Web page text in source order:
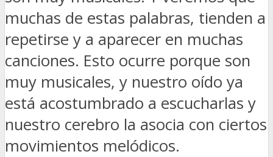
muchas de estas palabras, tienden a
repetirse y a aparecer en muchas
canciones. Esto ocurre porque son
muy musicales, y nuestro oído ya
está acostumbrado a escucharlas y
nuestro cerebro la asocia con ciertos
movimientos melódicos.